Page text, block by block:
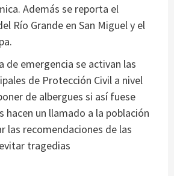
Además se reporta el
Río Grande en San Miguel y el
de emergencia se activan las
de Protección Civil a nivel
de albergues si así fuese
hacen un llamado a la población
las recomendaciones de las
tragedias